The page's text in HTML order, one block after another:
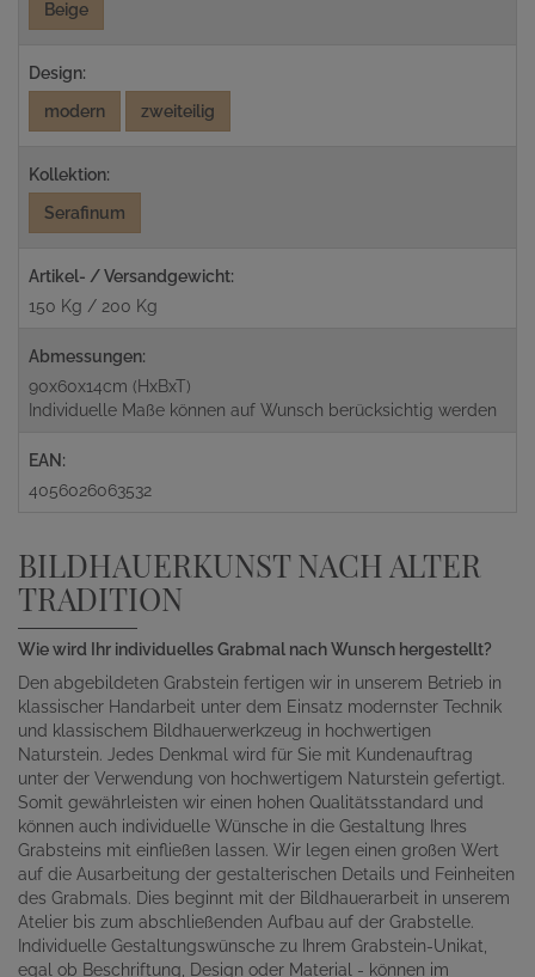
Beige
Design:
modern
zweiteilig
Kollektion:
Serafinum
Artikel- / Versandgewicht:
150 Kg / 200 Kg
Abmessungen:
90x60x14cm (HxBxT)
Individuelle Maße können auf Wunsch berücksichtig werden
EAN:
4056026063532
BILDHAUERKUNST NACH ALTER
TRADITION
Wie wird Ihr individuelles Grabmal nach Wunsch hergestellt?
Den abgebildeten Grabstein fertigen wir in unserem Betrieb in
klassischer Handarbeit unter dem Einsatz modernster Technik
und klassischem Bildhauerwerkzeug in hochwertigen
Naturstein. Jedes Denkmal wird für Sie mit Kundenauftrag
unter der Verwendung von hochwertigem Naturstein gefertigt.
Somit gewährleisten wir einen hohen Qualitätsstandard und
können auch individuelle Wünsche in die Gestaltung Ihres
Grabsteins mit einfließen lassen. Wir legen einen großen Wert
auf die Ausarbeitung der gestalterischen Details und Feinheiten
des Grabmals. Dies beginnt mit der Bildhauerarbeit in unserem
Atelier bis zum abschließenden Aufbau auf der Grabstelle.
Individuelle Gestaltungswünsche zu Ihrem Grabstein-Unikat,
egal ob Beschriftung, Design oder Material - können im